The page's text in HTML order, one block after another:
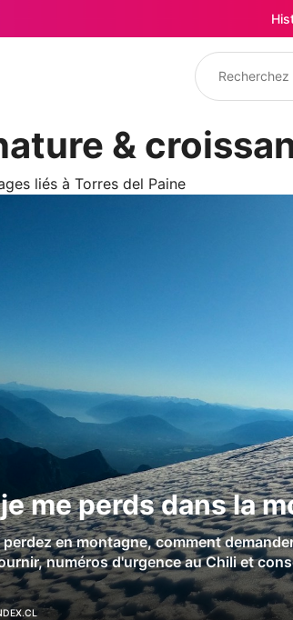
Rechercher
&
liés à Torres del Paine
me perds dans la
en montagne, comment
numéros d'urgence au Chili et